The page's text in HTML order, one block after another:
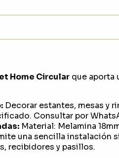
Home Circularque aporta
Decorar estantes, mesas y
Consultar por
Material: Melamina
una sencilla instalación
recibidores y pasillos.